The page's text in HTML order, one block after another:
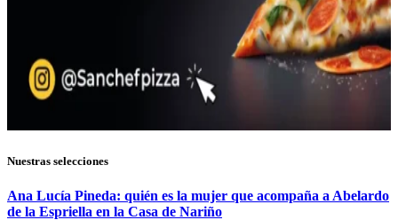
Nuestras selecciones
Ana Lucía Pineda: quién es la mujer que acompaña a Abelardo
de la Espriella en la Casa de Nariño